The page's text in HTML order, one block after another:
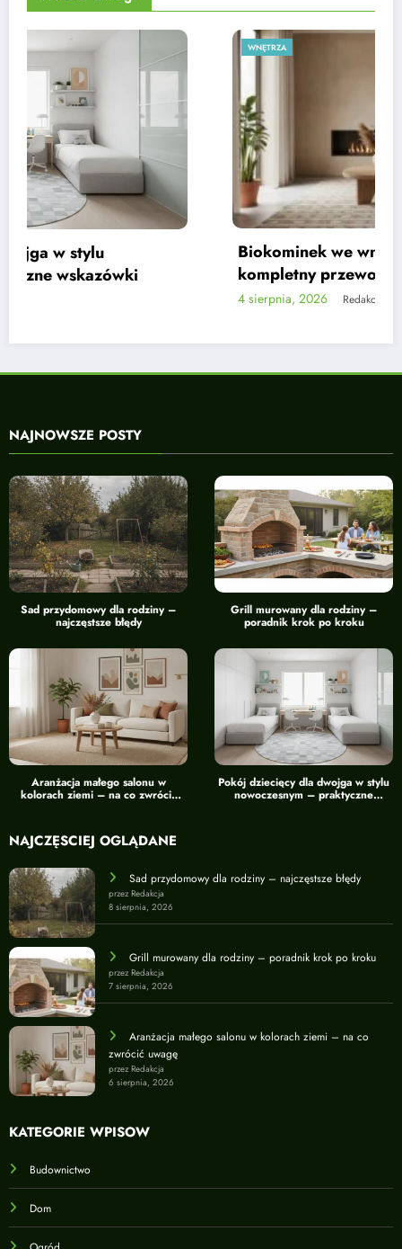
WNĘTRZA
we wnętrzu w kolorach ziemi –
przewodnik
NAJNOWSZE POSTY
Sad przydomowy dla rodziny –
najczęstsze błędy
Grill murowany dla rodziny –
poradnik krok po kroku
Aranżacja małego salonu w
kolorach ziemi – na co zwrócić
Pokój dziecięcy dla dwojga w stylu
nowoczesnym – praktyczne
NAJCZĘŚCIEJ OGLĄDANE
Sad przydomowy dla rodziny – najczęstsze błędy
przez Redakcja
8 sierpnia, 2026
Grill murowany dla rodziny – poradnik krok po kroku
przez Redakcja
7 sierpnia, 2026
Aranżacja małego salonu w kolorach ziemi – na co
zwrócić uwagę
przez Redakcja
6 sierpnia, 2026
KATEGORIE WPISÓW
Budownictwo
Dom